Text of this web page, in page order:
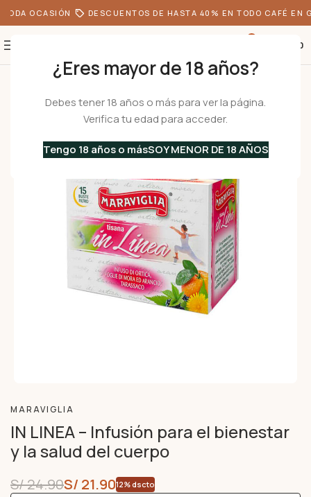
¿Eres mayor de 18 años?
Debes tener 18 años o más para ver la página.
Verifica tu edad para acceder.
Tengo 18 años o másSOY MENOR DE 18 AÑOS
OCASIÓN DESCUENTOS DE HASTA 40% EN TODO CAFÉ EN
0.00
Té e Infusiones
MARAVIGLIA
IN LINEA – Infusión para el bienestar
y la salud del cuerpo
S/24.90S/ 21.9012% dscto